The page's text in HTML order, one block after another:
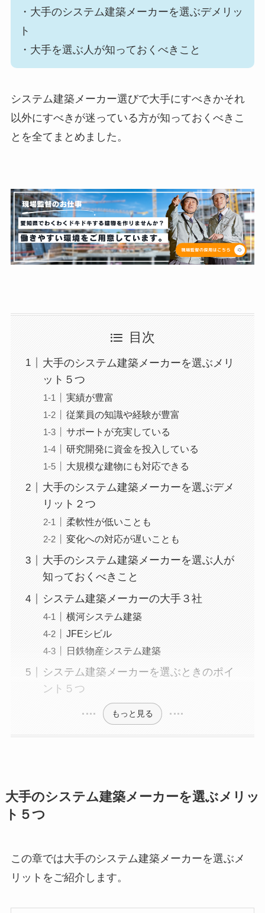
・大手のシステム建築メーカーを選ぶデメリッ
ト
・大手を選ぶ人が知っておくべきこと
システム建築メーカー選びで大手にすべきかそれ
以外にすべきが迷っている方が知っておくべきこ
とを全てまとめました。
目次
大手のシステム建築メーカーを選ぶメリ
ット５つ
実績が豊富
従業員の知識や経験が豊富
サポートが充実している
研究開発に資金を投入している
大規模な建物にも対応できる
大手のシステム建築メーカーを選ぶデメ
リット２つ
柔軟性が低いことも
変化への対応が遅いことも
大手のシステム建築メーカーを選ぶ人が
知っておくべきこと
システム建築メーカーの大手３社
横河システム建築
JFEシビル
日鉄物産システム建築
システム建築メーカーを選ぶときのポイ
ント５つ
もっと見る
大手のシステム建築メーカーを選ぶメリッ
ト５つ
この章では大手のシステム建築メーカーを選ぶメ
リットをご紹介します。